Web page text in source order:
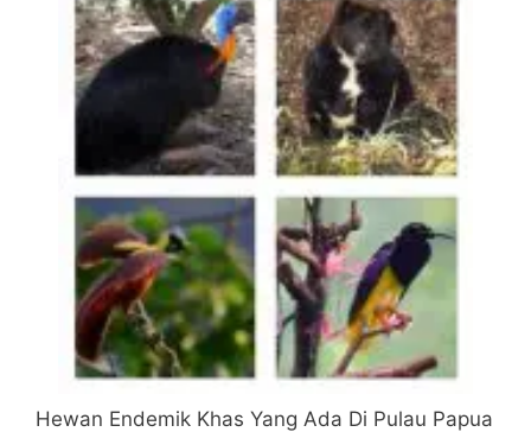
Hewan Endemik Khas Yang Ada Di Pulau Papua